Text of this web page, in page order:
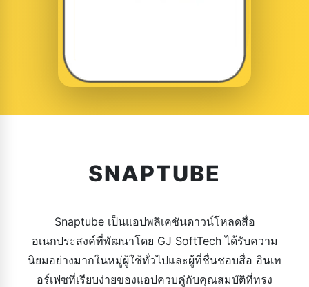
SNAPTUBE
Snaptube เป็นแอปพลิเคชันดาวน์โหลดสื่อ
อเนกประสงค์ที่พัฒนาโดย GJ SoftTech ได้รับความ
นิยมอย่างมากในหมู่ผู้ใช้ทั่วไปและผู้ที่ชื่นชอบสื่อ อินเท
อร์เฟซที่เรียบง่ายของแอปควบคู่กับคุณสมบัติที่ทรง